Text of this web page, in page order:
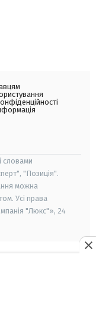
словами
"Позиція".
можна
Усі права
"Люкс"», 24